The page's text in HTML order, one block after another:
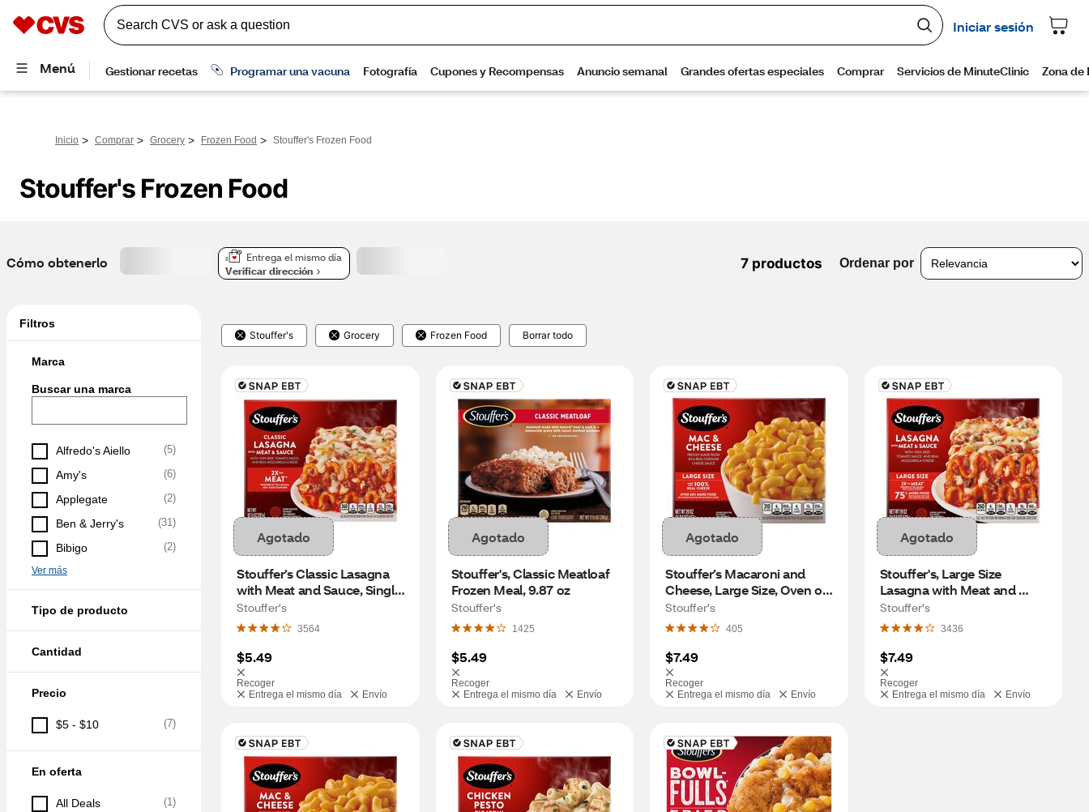
Inicio > Comprar > Grocery > Frozen Food > Stouffer's Frozen Food
Stouffer's Frozen Food
Cómo obtenerlo
Entrega el mismo día
Verificar dirección
7 productos Ordenar por
Filtros
Marca
Buscar una marca
Alfredo's Aiello (5)
Amy's (6)
Applegate (2)
Ben & Jerry's (31)
Bibigo (2)
Ver más
Tipo de producto
Cantidad
Precio
$5 - $10 (7)
En oferta
All Deals (1)
Stouffer's Grocery Frozen Food Borrar todo
Agotado
Stouffer’s Classic Lasagna
with Meat and Sauce, Single
Serve, Oven Ready, Frozen
Dinners, 10.5 oz
Stouffer's
3564
$5.49
Recoger
Entrega el mismo día
Envío
Agotado
Stouffer's, Classic Meatloaf
Frozen Meal, 9.87 oz
Stouffer's
1425
$5.49
Recoger
Entrega el mismo día
Envío
Agotado
Stouffer’s Macaroni and
Cheese, Large Size, Oven or
Microwave Dinner, Easy
Frozen Dinners, 20 oz
Stouffer's
405
$7.49
Recoger
Entrega el mismo día
Envío
Agotado
Stouffer's, Large Size
Lasagna with Meat and
Sauce Frozen Meal, 19 oz
Stouffer's
3436
$7.49
Recoger
Entrega el mismo día
Envío